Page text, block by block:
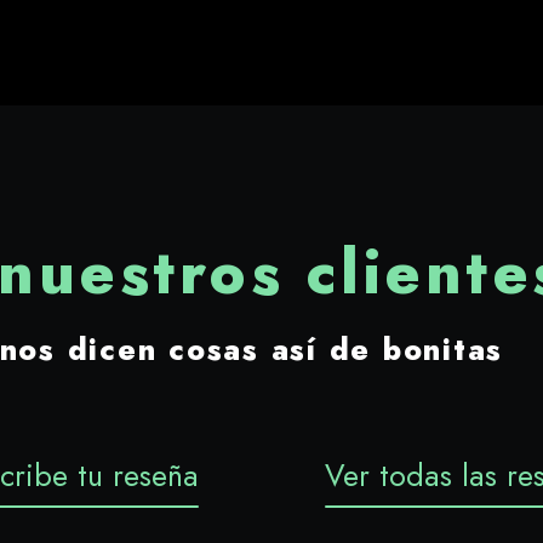
dicen cosas así de bonitas
tu reseña Ver todas las